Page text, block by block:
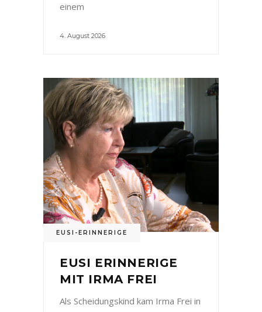
einem
4. August 2026
EUSI-ERINNERIGE
EUSI ERINNERIGE
MIT IRMA FREI
Als Scheidungskind kam Irma Frei in